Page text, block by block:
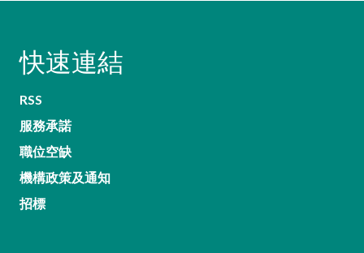
快速連結
RSS
服務承諾
職位空缺
機構政策及通知
招標